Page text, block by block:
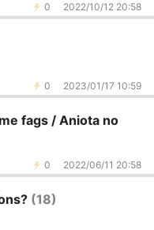
0 2022/10/12 20:58
0 2023/01/17 10:59
fags / Aniota no
0 2022/06/11 20:58
(18)